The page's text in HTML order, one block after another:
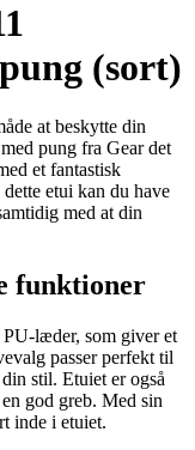
(sort)
at beskytte din
pung fra Gear det
et fantastisk
etui kan du have
med at din
funktioner
læder, som giver et
passer perfekt til
stil. Etuiet er også
god greb. Med sin
inde i etuiet.